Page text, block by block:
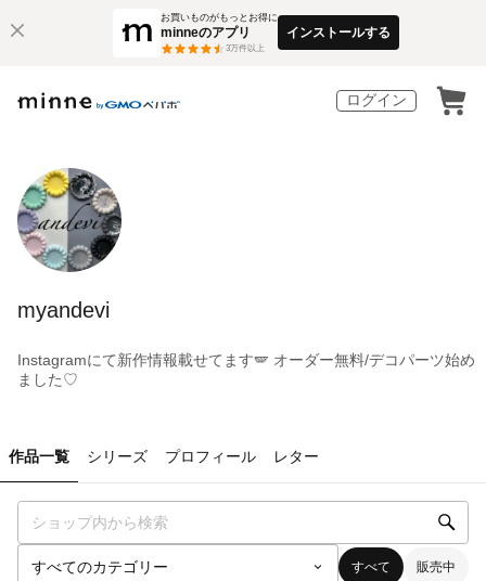
お買いものがもっとお得に
minneのアプリ
3万件以上
インストールする
ログイン
myandevi
Instagramにて新作情報載せてます🪽 オーダー無料/デコパーツ始め
ました♡
作品一覧 シリーズ プロフィール レター
すべて 販売中